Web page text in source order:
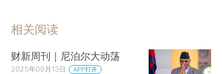
相关阅读
财新周刊｜尼泊尔大动荡
2025年09月13日 APP打开